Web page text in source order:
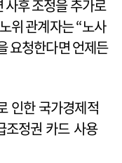
사후 조정을 추가로
위 관계자는 “노사
요청한다면 언제든
인한 국가경제적
조정권 카드 사용